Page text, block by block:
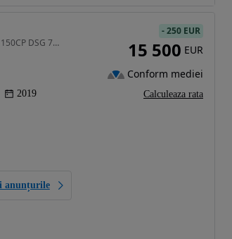
1498 cm3 • 150 CP • Skoda Scala Sport 1.5TSI 150CP DSG 7 garantie 1 an cu factura
2019
anunțurile
-250 EUR
15 500 EUR
Conform mediei
Calculeaza rata